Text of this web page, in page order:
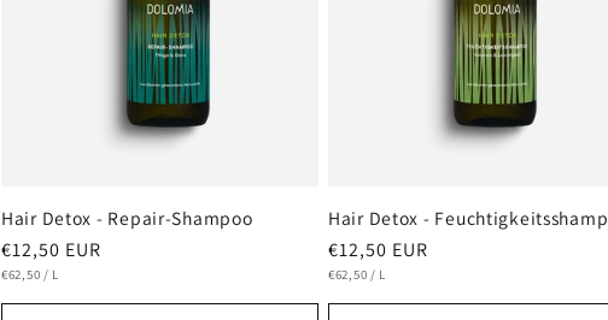
Hair Detox - Repair-Shampoo
Normaler
Preis
€12,50 EUR
GRUNDPREIS
€62,50 / PRO
L
Hair Detox -
Normaler
Preis
€12,50 EUR
GRUNDPREIS
€62,50 / PRO
L